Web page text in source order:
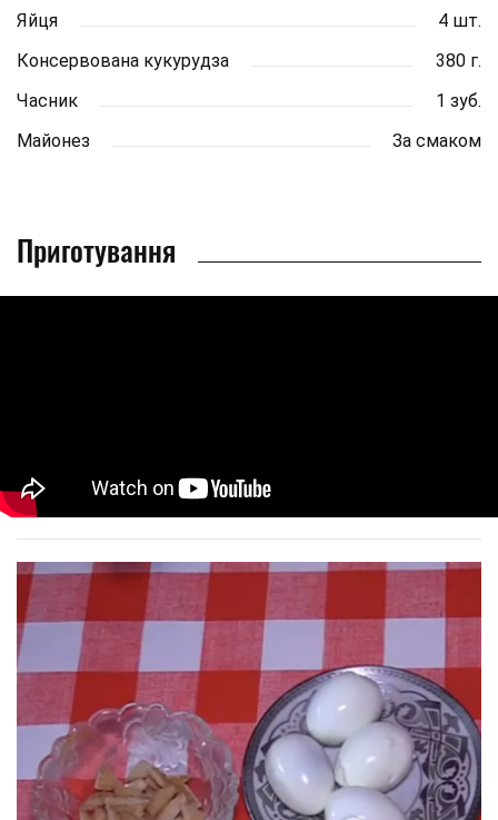
Яйця
4 шт.
Консервована кукурудза
380 г.
Часник
1 зуб.
Майонез
За смаком
Приготування